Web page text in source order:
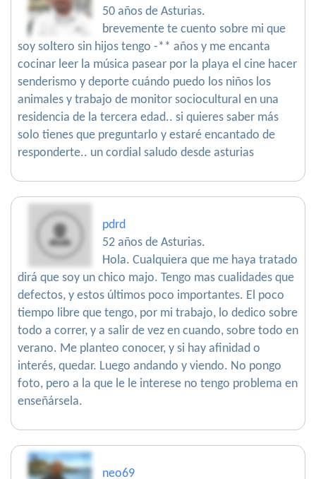
50 años de Asturias.
brevemente te cuento sobre mi que
soy soltero sin hijos tengo -** años y me encanta
cocinar leer la música pasear por la playa el cine hacer
senderismo y deporte cuándo puedo los niños los
animales y trabajo de monitor sociocultural en una
residencia de la tercera edad.. si quieres saber más
solo tienes que preguntarlo y estaré encantado de
responderte.. un cordial saludo desde asturias
pdrd
52 años de Asturias.
Hola. Cualquiera que me haya tratado
dirá que soy un chico majo. Tengo mas cualidades que
defectos, y estos últimos poco importantes. El poco
tiempo libre que tengo, por mi trabajo, lo dedico sobre
todo a correr, y a salir de vez en cuando, sobre todo en
verano. Me planteo conocer, y si hay afinidad o
interés, quedar. Luego andando y viendo. No pongo
foto, pero a la que le le interese no tengo problema en
enseñársela.
neo69